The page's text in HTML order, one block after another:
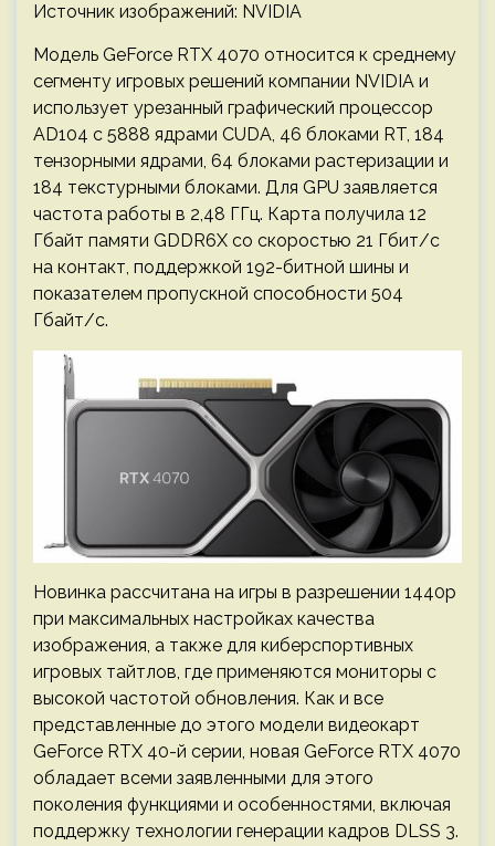
Источник изображений: NVIDIA
Модель GeForce RTX 4070 относится к среднему
сегменту игровых решений компании NVIDIA и
использует урезанный графический процессор
AD104 с 5888 ядрами CUDA, 46 блоками RT, 184
тензорными ядрами, 64 блоками растеризации и
184 текстурными блоками. Для GPU заявляется
частота работы в 2,48 ГГц. Карта получила 12
Гбайт памяти GDDR6X со скоростью 21 Гбит/с
на контакт, поддержкой 192-битной шины и
показателем пропускной способности 504
Гбайт/с.
Новинка рассчитана на игры в разрешении 1440p
при максимальных настройках качества
изображения, а также для киберспортивных
игровых тайтлов, где применяются мониторы с
высокой частотой обновления. Как и все
представленные до этого модели видеокарт
GeForce RTX 40-й серии, новая GeForce RTX 4070
обладает всеми заявленными для этого
поколения функциями и особенностями, включая
поддержку технологии генерации кадров DLSS 3.